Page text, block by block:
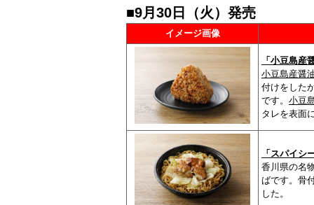
■9月30日（火）発売
イメージ画像
「小豆島産
小豆島産醤
付けをした
です。 小豆
タレを表面
「スパイシ
香川県の名
ばです。骨
した。